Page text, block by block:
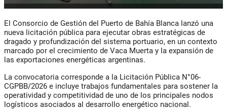
El Consorcio de Gestión del Puerto de Bahía Blanca lanzó una
nueva licitación pública para ejecutar obras estratégicas de
dragado y profundización del sistema portuario, en un contexto
marcado por el crecimiento de Vaca Muerta y la expansión de
las exportaciones energéticas argentinas.
La convocatoria corresponde a la Licitación Pública N°06-
CGPBB/2026 e incluye trabajos fundamentales para sostener la
operatividad y competitividad de uno de los principales nodos
logísticos asociados al desarrollo energético nacional.